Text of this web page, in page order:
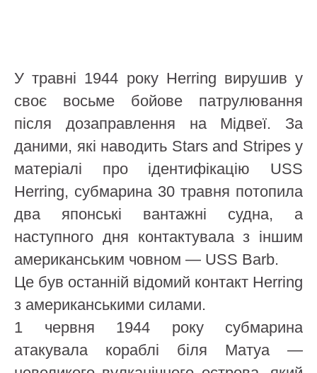
У травні 1944 року Herring вирушив у
своє восьме бойове патрулювання
після дозаправлення на Мідвеї. За
даними, які наводить Stars and Stripes у
матеріалі про ідентифікацію USS
Herring, субмарина 30 травня потопила
два японські вантажні судна, а
наступного дня контактувала з іншим
американським човном — USS Barb.
Це був останній відомий контакт Herring
з американськими силами.
1 червня 1944 року субмарина
атакувала кораблі біля Матуа —